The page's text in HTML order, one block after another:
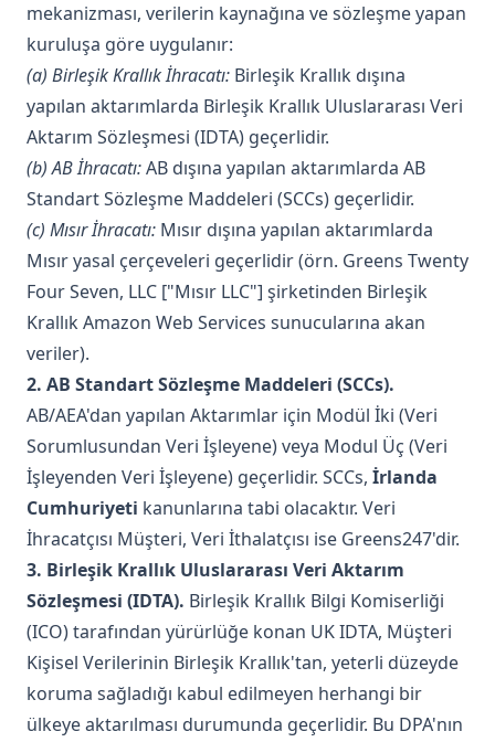
mekanizması, verilerin kaynağına ve sözleşme yapan
kuruluşa göre uygulanır:
(a) Birleşik Krallık İhracatı: Birleşik Krallık dışına
yapılan aktarımlarda Birleşik Krallık Uluslararası Veri
Aktarım Sözleşmesi (IDTA) geçerlidir.
(b) AB İhracatı:AB dışına yapılan aktarımlarda AB
Standart Sözleşme Maddeleri (SCCs) geçerlidir.
(c) Mısır İhracatı: Mısır dışına yapılan aktarımlarda
Mısır yasal çerçeveleri geçerlidir (örn. Greens Twenty
Four Seven, LLC ["Mısır LLC"] şirketinden Birleşik
Krallık Amazon Web Services sunucularına akan
veriler).
2. AB Standart Sözleşme Maddeleri (SCCs).
AB/AEA'dan yapılan Aktarımlar için Modül İki (Veri
Sorumlusundan Veri İşleyene) veya Modul Üç (Veri
İşleyenden Veri İşleyene) geçerlidir. SCCs, İrlanda
Cumhuriyeti kanunlarına tabi olacaktır. Veri
İhracatçısı Müşteri, Veri İthalatçısı ise Greens247'dir.
3. Birleşik Krallık Uluslararası Veri Aktarım
Sözleşmesi (IDTA). Birleşik Krallık Bilgi Komiserliği
(ICO) tarafından yürürlüğe konan UK IDTA, Müşteri
Kişisel Verilerinin Birleşik Krallık'tan, yeterli düzeyde
koruma sağladığı kabul edilmeyen herhangi bir
ülkeye aktarılması durumunda geçerlidir. Bu DPA'nın